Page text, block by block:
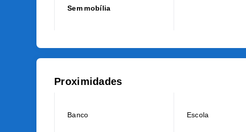
Sem mobília
Proximidades
Banco Escola